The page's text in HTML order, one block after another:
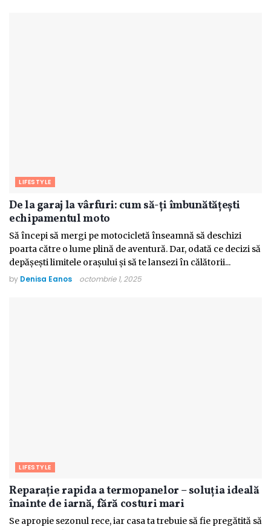
LIFESTYLE
De la garaj la vârfuri: cum să-ți îmbunătățești
echipamentul moto
Să începi să mergi pe motocicletă înseamnă să deschizi
poarta către o lume plină de aventură. Dar, odată ce decizi să
depășești limitele orașului și să te lansezi în călătorii...
by Denisa Eanos octombrie 1, 2025
LIFESTYLE
Reparație rapida a termopanelor – soluția ideală
înainte de iarnă, fără costuri mari
Se apropie sezonul rece, iar casa ta trebuie să fie pregătită să